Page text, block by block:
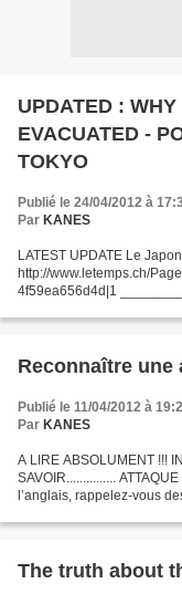
UPDATED :
EVACUATED -
TOKYO
Publié le 24/04/2012 à
Par KANES
LATEST UPDATE Le
http://www.letemps.ch/
4f59ea656d4d|1
Reconnaître une
Publié le 11/04/2012 à
Par KANES
A LIRE ABSOLUMENT !!!
SAVOIR...............
l’anglais, rappelez-vous
The truth about